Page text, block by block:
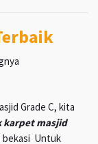
Grade C, kita
karpet masjid
bekasi Untuk